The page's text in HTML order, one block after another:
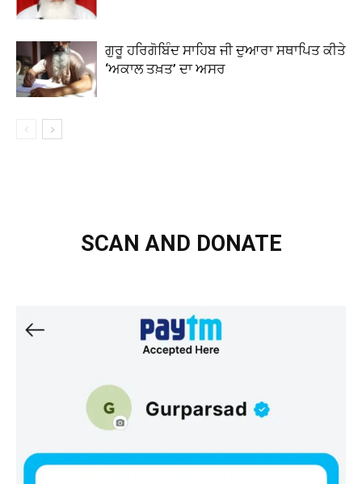
ਗੁਰੂ ਹਰਿਗੋਬਿੰਦ ਸਾਹਿਬ ਜੀ ਦੁਆਰਾ ਸਥਾਪਿਤ ਕੀਤੇ
‘ਅਕਾਲ ਤਖ਼ਤ’ ਦਾ ਅਸਰ
SCAN AND DONATE